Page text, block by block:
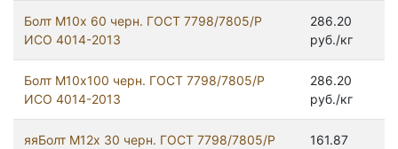
Болт М10х 60 черн. ГОСТ 7798/7805/Р
ИСО 4014-2013
286.20
руб./кг
Болт М10х100 черн. ГОСТ 7798/7805/Р
ИСО 4014-2013
286.20
руб./кг
яяБолт М12х 30 черн. ГОСТ 7798/7805/Р
161.87